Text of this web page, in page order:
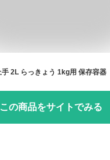
この商品をサイトでみる